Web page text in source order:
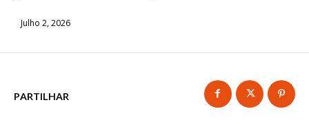
Julho 2, 2026
PARTILHAR